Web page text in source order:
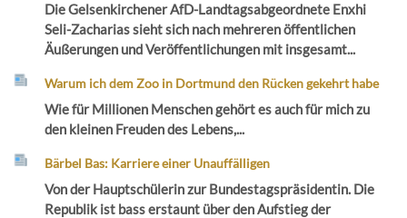
Die Gelsenkirchener AfD-Landtagsabgeordnete Enxhi
Seli-Zacharias sieht sich nach mehreren öffentlichen
Äußerungen und Veröffentlichungen mit insgesamt...
Warum ich dem Zoo in Dortmund den Rücken gekehrt habe
Wie für Millionen Menschen gehört es auch für mich zu
den kleinen Freuden des Lebens,...
Bärbel Bas: Karriere einer Unauffälligen
Von der Hauptschülerin zur Bundestagspräsidentin. Die
Republik ist bass erstaunt über den Aufstieg der